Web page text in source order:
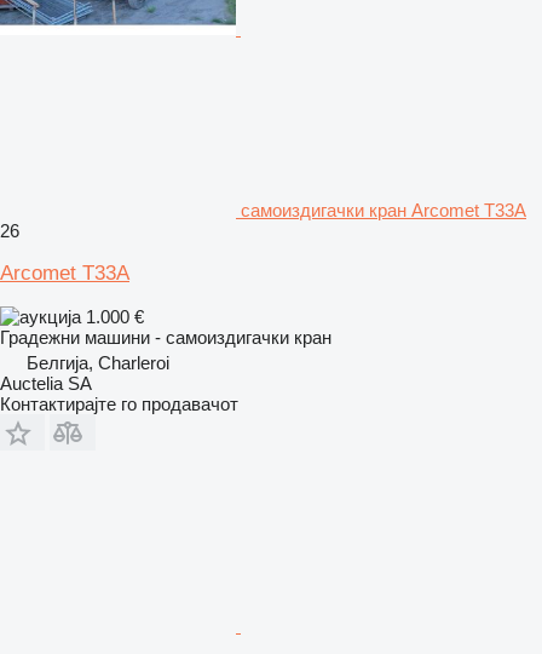
самоиздигачки кран Arcomet T33A
26
Arcomet T33A
1.000 €
Градежни машини - самоиздигачки кран
Белгија, Charleroi
Auctelia SA
Контактирајте го продавачот